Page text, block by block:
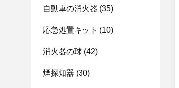
自動車の消火器 (35)
応急処置キット (10)
消火器の球 (42)
煙探知器 (30)